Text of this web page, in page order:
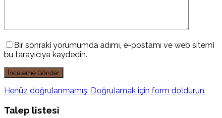
Bir sonraki yorumumda adımı, e-postamı ve web sitemi
bu tarayıcıya kaydedin.
Henüz doğrulanmamış. Doğrulamak için form doldurun.
Talep listesi